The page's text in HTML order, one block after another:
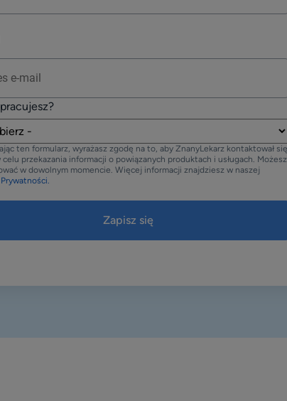
ten formularz, wyrażasz zgodę na to, aby ZnanyLekarz kontaktował się
celu przekazania informacji o powiązanych produktach i usługach. Możesz
w dowolnym momencie. Więcej informacji znajdziesz w naszej